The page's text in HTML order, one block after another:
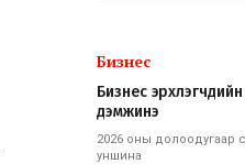
Бизнес
Бизнес эрхлэгчдийн
дэмжинэ
2026 оны долоодугаар
уншина